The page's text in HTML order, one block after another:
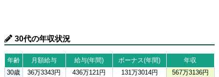
30代の年収状況
年齢 月額給与 給与(年間) ボーナス(年間)
年収
30歳
36万3343円 436万121円 131万3014円
567万3136円